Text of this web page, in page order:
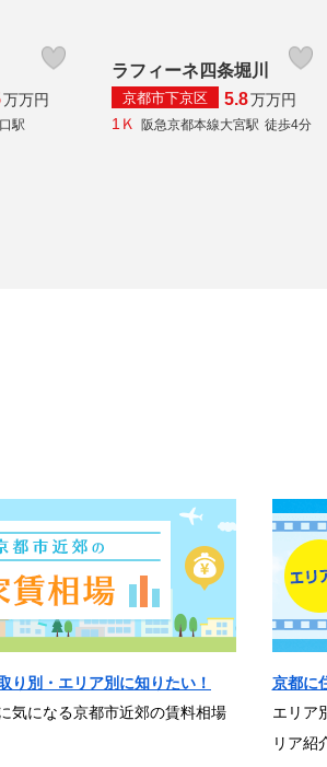
万万円
駅
ラフィーネ四条堀川
京都市下京区 5.8万万円
1Ｋ 阪急京都本線大宮駅 徒歩4分
り別・エリア別に知りたい！
気になる京都市近郊の賃料相場
京都に
エリア
リア紹